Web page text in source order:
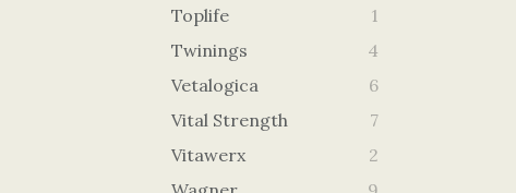
Toplife
1
Twinings
4
Vetalogica
6
Vital Strength
7
Vitawerx
2